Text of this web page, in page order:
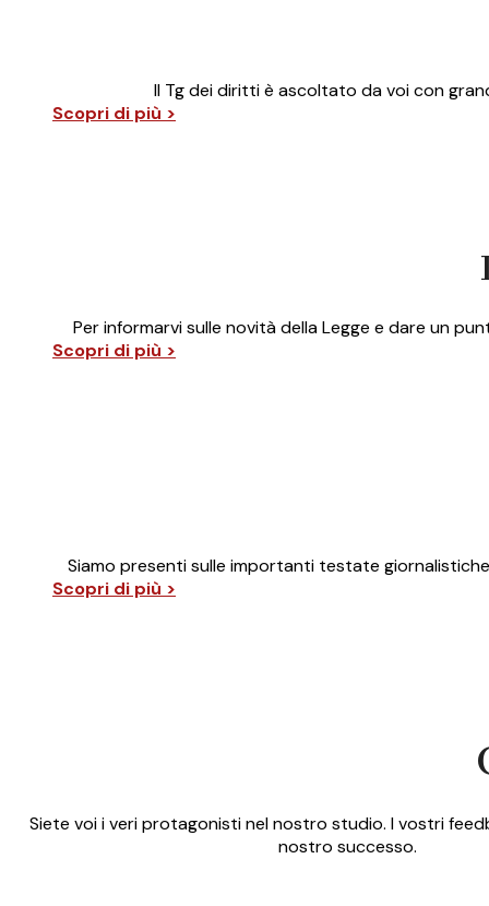
Il Tg dei diritti è ascoltato da voi con
Scopri di più >
Per informarvi sulle novità della Legge e dare un
Scopri di più >
Siamo presenti sulle importanti testate
Scopri di più >
Siete voi i veri protagonisti nel nostro studio. I vostri
nostro successo.